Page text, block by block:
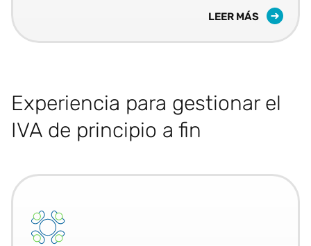
LEER MÁS
Experiencia para gestionar el
IVA de principio a fin